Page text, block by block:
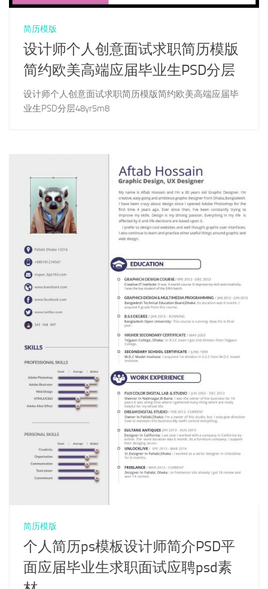
简历模版
设计师个人创意面试求职简历模版
简约欧美高端应届毕业生PSD分层
设计师个人创意面试求职简历模版简约欧美高端应届毕
业生PSD分层48yr5m8
简历模版
个人简历ps模板设计师简介PSD平
面应届毕业生求职面试应聘psd素